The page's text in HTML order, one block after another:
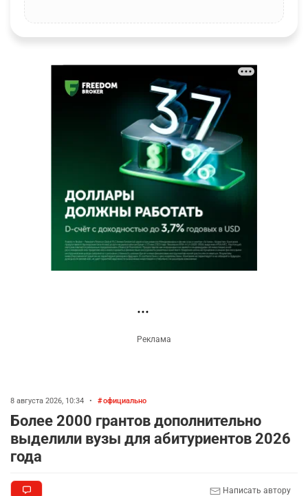
8 августа 2026, 10:34 • официально
Более 2000 грантов дополнительно
выделили вузы для абитуриентов 2026
года
Написать автору